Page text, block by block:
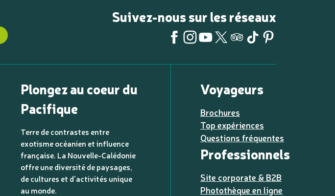
Suivez-nous sur les réseaux
Plongez au coeur du
Pacifique
Terre de contrastes entre
exotisme océanien et influence
française. La Nouvelle-Calédonie
offre une diversité de paysages,
de cultures et d'activités unique
au monde.
Voyageurs
Brochures
Top expériences
Questions fréquentes
Professionnels
Site corporate & B2B
Photothèque en ligne